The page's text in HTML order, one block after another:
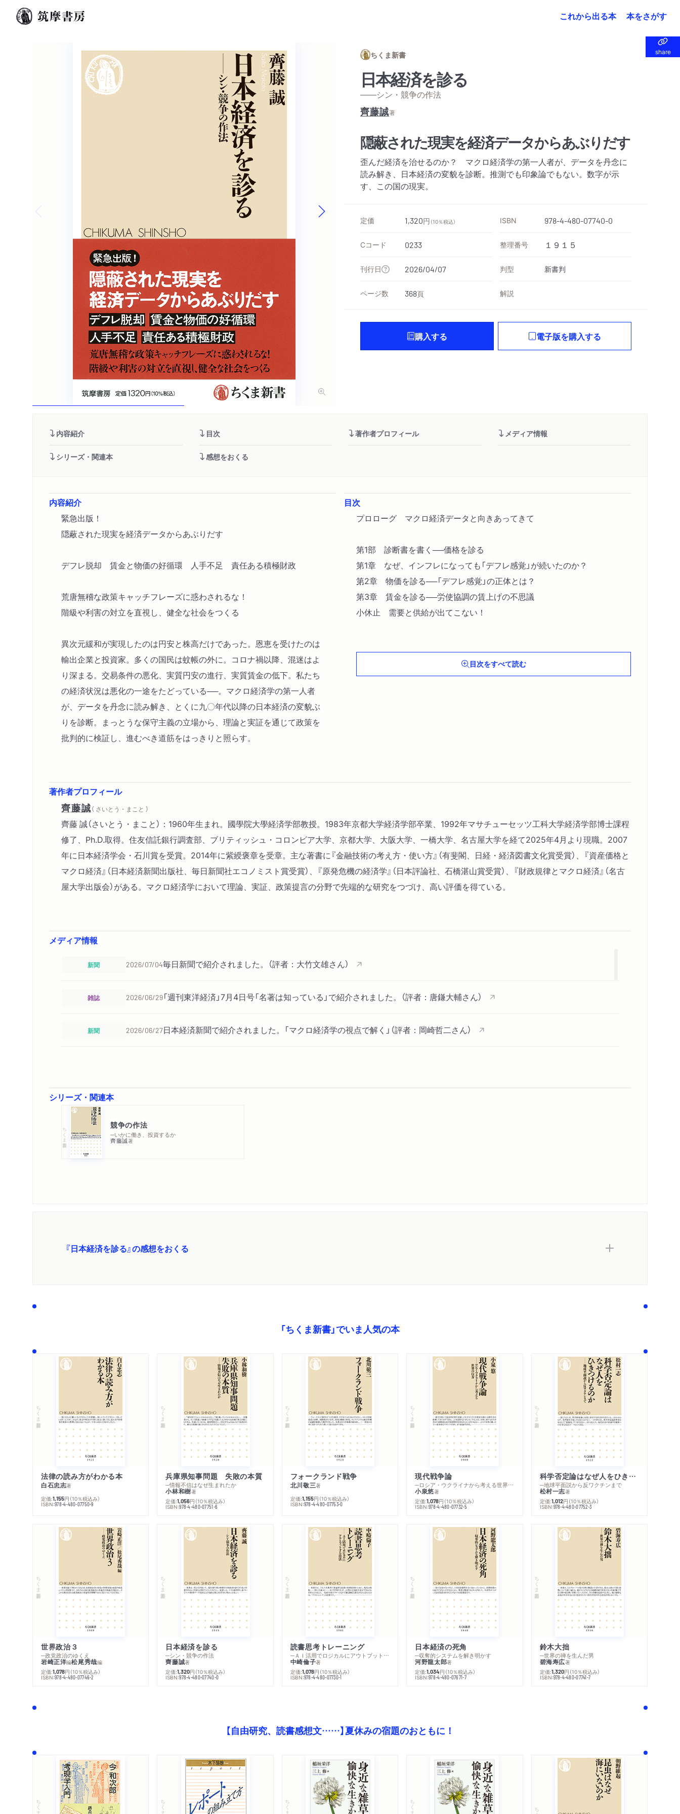
これから出る本 本をさがす
share
share
ちくま新書
日本経済を診る
——シン・競争の作法
齊藤誠著
隠蔽された現実を経済データからあぶりだす
歪んだ経済を治せるのか？ マクロ経済学の第一人者が、データを丹念に
読み解き、日本経済の変貌を診断。推測でも印象論でもない。数字が示
す、この国の現実。
定価 1,320円 （10％税込） ISBN 978-4-480-07740-0
Cコード 0233 整理番号 １９１５
刊行日 2026/04/07 判型 新書判
ページ数 368頁 解説
購入する 電子版を購入する
内容紹介 目次 著作者プロフィール メディア情報
シリーズ・関連本 感想をおくる
内容紹介
緊急出版！
隠蔽された現実を経済データからあぶりだす
デフレ脱却 賃金と物価の好循環 人手不足 責任ある積極財政
荒唐無稽な政策キャッチフレーズに惑わされるな！
階級や利害の対立を直視し、健全な社会をつくる
異次元緩和が実現したのは円安と株高だけであった。恩恵を受けたのは
輸出企業と投資家。多くの国民は蚊帳の外に。コロナ禍以降、混迷はよ
り深まる。交易条件の悪化、実質円安の進行、実質賃金の低下。私たち
の経済状況は悪化の一途をたどっている──。マクロ経済学の第一人者
が、データを丹念に読み解き、とくに九〇年代以降の日本経済の変貌ぶ
りを診断。まっとうな保守主義の立場から、理論と実証を通じて政策を
批判的に検証し、進むべき道筋をはっきりと照らす。
目次
プロローグ マクロ経済データと向きあってきて
第1部 診断書を書く──価格を診る
第1章 なぜ、インフレになっても「デフレ感覚」が続いたのか？
第2章 物価を診る──「デフレ感覚」の正体とは？
第3章 賃金を診る──労使協調の賃上げの不思議
小休止 需要と供給が出てこない！
第4章 「マイナスの実質金利」をめぐる診断記録──あるいは、見えづらく
なった預金者の負担
第3部 診断書を書く──モノ、カネ、ヒトの循環を診る
第8章 資金循環表から診た日本経済──複雑怪奇な資金循環を生み出した
財政金融政策の功罪
第9章 労働統計から診た日本経済──「人手不足」という巧妙なレトリック
小休止 旧いマクロ経済データを診る──そこに政策の愚を読む
目次をすべて読む
著作者プロフィール
齊藤誠（ さいとう・まこと ）
齊藤 誠（さいとう・まこと）：1960年生まれ。國學院大學経済学部教授。1983年京都大学経済学部卒業、1992年マサチューセッツ工科大学経済学部博士課程
修了、Ph.D.取得。住友信託銀行調査部、ブリティッシュ・コロンビア大学、京都大学、大阪大学、一橋大学、名古屋大学を経て2025年4月より現職。2007
年に日本経済学会・石川賞を受賞。2014年に紫綬褒章を受章。主な著書に『金融技術の考え方・使い方』（有斐閣、日経・経済図書文化賞受賞）、『資産価格と
マクロ経済』（日本経済新聞出版社、毎日新聞社エコノミスト賞受賞）、『原発危機の経済学』（日本評論社、石橋湛山賞受賞）、『財政規律とマクロ経済』（名古
屋大学出版会）がある。マクロ経済学において理論、実証、政策提言の分野で先端的な研究をつづけ、高い評価を得ている。
メディア情報
新聞 2026/07/04毎日新聞で紹介されました。（評者：大竹文雄さん）
雑誌 2026/06/29「週刊東洋経済」7月4日号「名著は知っている」で紹介されました。（評者：唐鎌大輔さん）
新聞 2026/06/27日本経済新聞で紹介されました。「マクロ経済学の視点で解く」（評者：岡崎哲二さん）
雑誌
新聞 2026/06/10日本経済新聞「読むヒント」で紹介されました。（評者：玉利伸吾さん）「マクロ経済学を知ろう」
新聞 2026/05/24北海道新聞に著者インタビューが掲載されました。「株高の裏、偏る恩恵と負担 規律軽視した危うい財政」
シリーズ・関連本
ちくま新書 競争の作法
─いかに働き、投資するか
齊藤誠著
『日本経済を診る』の感想をおくる
「ちくま新書」でいま人気の本
ちくま新書
法律の読み方がわかる本
白石忠志著
定価:1,155円 （10％税込み）
ISBN:978-4-480-07750-9
ちくま新書
兵庫県知事問題 失敗の本質
─情報不信はなぜ生まれたか
小林和樹著
定価:1,056円 （10％税込み）
ISBN:978-4-480-07751-6
ちくま新書
フォークランド戦争
北川敬三著
定価:1,155円 （10％税込み）
ISBN:978-4-480-07753-0
ちくま新書
現代戦争論
─ロシア・ウクライナから考える世界の行方
小泉悠著
定価:1,078円 （10％税込み）
ISBN:978-4-480-07732-5
ちくま新書
科学否定論はなぜ人をひきつけるのか
─地球平面説から反ワクチンまで
松村一志著
定価:1,012円 （10％税込み）
ISBN:978-4-480-07752-3
ちくま新書
世界政治３
─政党政治のゆくえ
岩崎正洋編松尾秀哉編
定価:1,078円 （10％税込み）
ISBN:978-4-480-07746-2
ちくま新書
日本経済を診る
─シン・競争の作法
齊藤誠著
定価:1,320円 （10％税込み）
ISBN:978-4-480-07740-0
ちくま新書
読書思考トレーニング
─ＡＩ活用でロジカルにアウトプットする技法
中崎倫子著
定価:1,078円 （10％税込み）
ISBN:978-4-480-07730-1
ちくま新書
日本経済の死角
─収奪的システムを解き明かす
河野龍太郎著
定価:1,034円 （10％税込み）
ISBN:978-4-480-07671-7
ちくま新書
鈴木大拙
─世界の禅を生んだ男
碧海寿広著
定価:1,320円 （10％税込み）
ISBN:978-4-480-07741-7
【自由研究、読書感想文……】夏休みの宿題のおともに！
ちくま文庫 ちくま学芸文庫 ちくま文庫 ちくま文庫